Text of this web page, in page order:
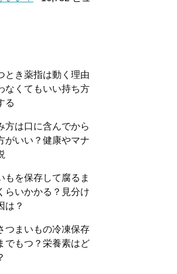
とき薬指は動く理由
なくてもいい持ち方
る
方は口に含んでから
がいい？健康やマナ
もを保存して腐るま
らいかかる？見分け
は？
つまいもの冷凍保存
でもつ？栄養素はど